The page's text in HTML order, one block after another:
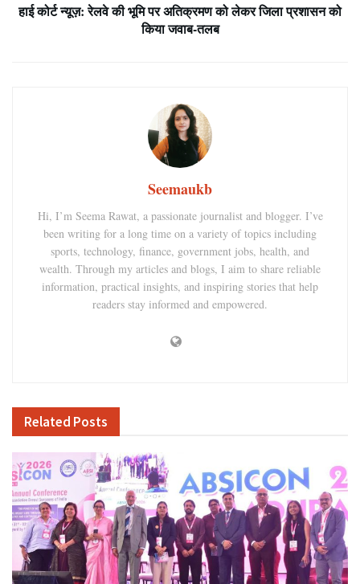
हाई कोर्ट न्यूज़: रेलवे की भूमि पर अतिक्रमण को लेकर जिला प्रशासन को
किया जवाब-तलब
Seemaukb
Hi, I’m Seema Rawat, a passionate journalist and blogger. I’ve
been writing for a long time on a variety of topics including
sports, technology, finance, government jobs, health, and
wealth. Through my articles and blogs, I aim to share reliable
information, practical insights, and inspiring stories that help
readers stay informed and empowered.
Related Posts